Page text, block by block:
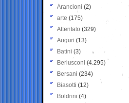
Arancioni (2)
arte (175)
Attentato (329)
Auguri (13)
Batini (3)
Berlusconi (4.295)
Bersani (234)
Biasotti (12)
Boldrini (4)